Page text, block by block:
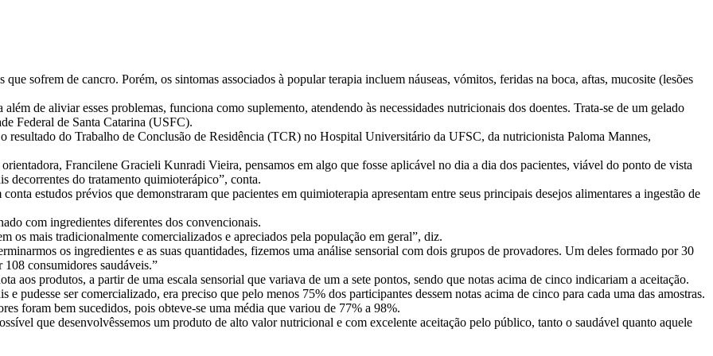
sofrem de cancro. Porém, os sintomas associados à popular terapia incluem náuseas, vómitos, feridas na boca, aftas, mucosite (lesões
de aliviar esses problemas, funciona como suplemento, atendendo às necessidades nutricionais dos doentes. Trata-se de um gelado
Federal de Santa Catarina (USFC).
do Trabalho de Conclusão de Residência (TCR) no Hospital Universitário da UFSC, da nutricionista Paloma Mannes,
Francilene Gracieli Kunradi Vieira, pensamos em algo que fosse aplicável no dia a dia dos pacientes, viável do ponto de vista
decorrentes do tratamento quimioterápico”, conta.
estudos prévios que demonstraram que pacientes em quimioterapia apresentam entre seus principais desejos alimentares a ingestão de
com ingredientes diferentes dos convencionais.
os mais tradicionalmente comercializados e apreciados pela população em geral”, diz.
os ingredientes e as suas quantidades, fizemos uma análise sensorial com dois grupos de provadores. Um deles formado por 30
consumidores saudáveis.”
aos produtos, a partir de uma escala sensorial que variava de um a sete pontos, sendo que notas acima de cinco indicariam a aceitação.
e pudesse ser comercializado, era preciso que pelo menos 75% dos participantes dessem notas acima de cinco para cada uma das amostras.
foram bem sucedidos, pois obteve-se uma média que variou de 77% a 98%.
que desenvolvêssemos um produto de alto valor nutricional e com excelente aceitação pelo público, tanto o saudável quanto aquele